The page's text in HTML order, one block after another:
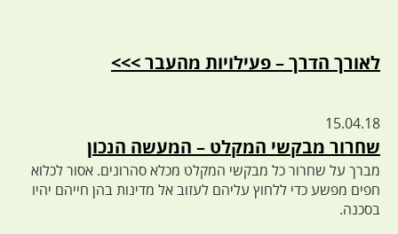
לאורך הדרך – פעילויות מהעבר >>>
15.04.18
שחרור מבקשי המקלט – המעשה הנכון
מברך על שחרור כל מבקשי המקלט מכלא סהרונים. אסור לכלוא
חפים מפשע כדי ללחוץ עליהם לעזוב אל מדינות בהן חייהם יהיו
בסכנה.